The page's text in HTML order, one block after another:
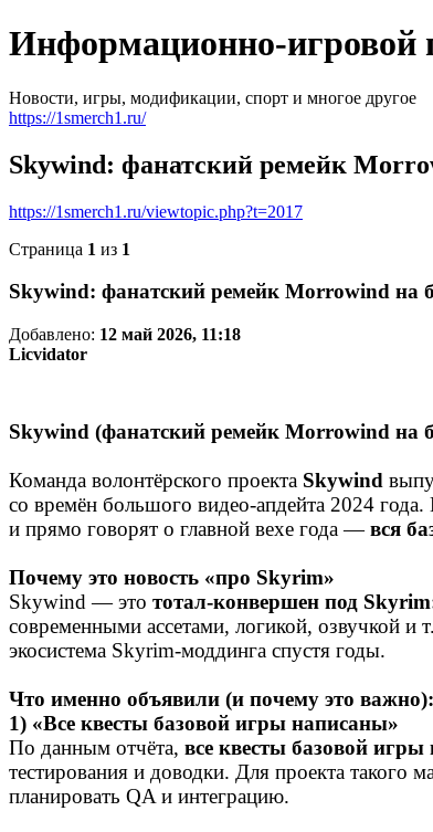
Информационно-игровой
Новости, игры, модификации, спорт и многое другое
https://1smerch1.ru/
Skywind: фанатский ремейк
https://1smerch1.ru/viewtopic.php?t=2017
Страница 1 из 1
Skywind: фанатский ремейк Morrowind на
Добавлено: 12 май 2026, 11:18
Licvidator
Skywind (фанатский ремейк Morrowind на
Команда волонтёрского проекта Skywind
со времён большого видео‑апдейта 2024
и прямо говорят о главной вехе года —вся
Почему это новость «про Skyrim»
Skywind — это тотал‑конвершен под
современными ассетами, логикой, озвучкой
экосистема Skyrim‑моддинга спустя годы.
Что именно объявили (и почему это важно):
1) «Все квесты базовой игры написаны»
По данным отчёта, все квесты базовой
тестирования и доводки. Для проекта такого
планировать QA и интеграцию.